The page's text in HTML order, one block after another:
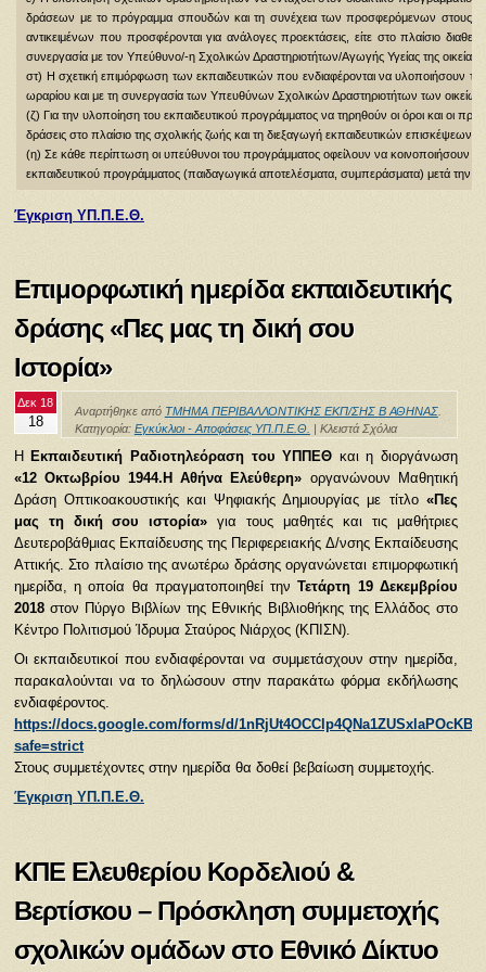
δράσεων με το πρόγραμμα σπουδών και τη συνέχεια των προσφερόμενων στους/
αντικειμένων που προσφέρονται για ανάλογες προεκτάσεις, είτε στο πλαίσιο
συνεργασία με τον Υπεύθυνο/-η Σχολικών Δραστηριοτήτων/Αγωγής Υγείας της οικείας
στ) Η σχετική επιμόρφωση των εκπαιδευτικών που ενδιαφέρονται να υλοποιήσουν το
ωραρίου και με τη συνεργασία των Υπευθύνων Σχολικών Δραστηριοτήτων των
(ζ) Για την υλοποίηση του εκπαιδευτικού προγράμματος να τηρηθούν οι όροι και οι
δράσεις στο πλαίσιοτης σχολικής ζωής και τη διεξαγωγή εκπαιδευτικών
(η) Σε κάθε περίπτωση οι υπεύθυνοι του προγράμματος οφείλουν να κοινοποιήσουν
εκπαιδευτικού προγράμματος(παιδαγωγικά αποτελέσματα, συμπεράσματα) μετά την
Έγκριση ΥΠ.Π.Ε.Θ.
Επιμορφωτική ημερίδα εκπαιδευτικής
δράσης «Πες μας τη δική σου
Ιστορία»
Δεκ 18
18
Αναρτήθηκε από ΤΜΗΜΑ ΠΕΡΙΒΑΛΛΟΝΤΙΚΗΣ ΕΚΠ/ΣΗΣ Β ΑΘΗΝΑΣ.
Κατηγορία: Εγκύκλιοι - Αποφάσεις ΥΠ.Π.Ε.Θ. | Κλειστά Σχόλια
Η Εκπαιδευτική Ραδιοτηλεόραση του ΥΠΠΕΘ και η διοργάνωση
«12 Οκτωβρίου 1944.Η Αθήνα Ελεύθερη» οργανώνουν Μαθητική
Δράση Οπτικοακουστικής και Ψηφιακής Δημιουργίας με τίτλο «Πες
μας τη δική σου ιστορία» για τους μαθητές και τις μαθήτριες
Δευτεροβάθμιας Εκπαίδευσης της Περιφερειακής Δ/νσης Εκπαίδευσης
Αττικής. Στο πλαίσιο της ανωτέρω δράσης οργανώνεται επιμορφωτική
ημερίδα, η οποία θα πραγματοποιηθεί την Τετάρτη 19 Δεκεμβρίου
2018στον Πύργο Βιβλίων της Εθνικής Βιβλιοθήκης της Ελλάδος στο
Κέντρο Πολιτισμού Ίδρυμα Σταύρος Νιάρχος (ΚΠΙΣΝ).
Οι εκπαιδευτικοί που ενδιαφέρονται να συμμετάσχουν στην ημερίδα,
παρακαλούνται να το δηλώσουν στην παρακάτω φόρμα εκδήλωσης
ενδιαφέροντος.
https://docs.google.com/forms/d/
safe=strict
Στους συμμετέχοντες στην ημερίδα θα δοθεί βεβαίωση συμμετοχής.
Έγκριση ΥΠ.Π.Ε.Θ.
ΚΠΕ Ελευθερίου Κορδελιού &
Βερτίσκου – Πρόσκληση συμμετοχής
σχολικών ομάδων στο Εθνικό Δίκτυο